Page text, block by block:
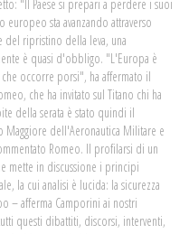
"Il Paese si prepari a perdere i suoi
sta avanzando attraverso
ripristino della leva, una
è quasi d'obbligo. "L'Europa è
che occorre porsi", ha affermato il
che ha invitato sul Titano chi ha
della serata è stato quindi il
Maggiore dell'Aeronautica Militare e
Romeo. Il profilarsi di un
mette in discussione i principi
la cui analisi è lucida: la sicurezza
– afferma Camporini ai nostri
questi dibattiti, discorsi, interventi,